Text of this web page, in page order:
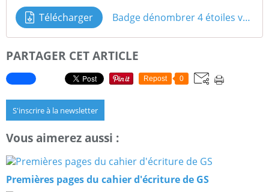
Télécharger Badge dénombrer 4 étoiles vert foncé
PARTAGER CET ARTICLE
Repost 0
S'inscrire à la newsletter
Vous aimerez aussi :
Premières pages du cahier d'écriture de GS